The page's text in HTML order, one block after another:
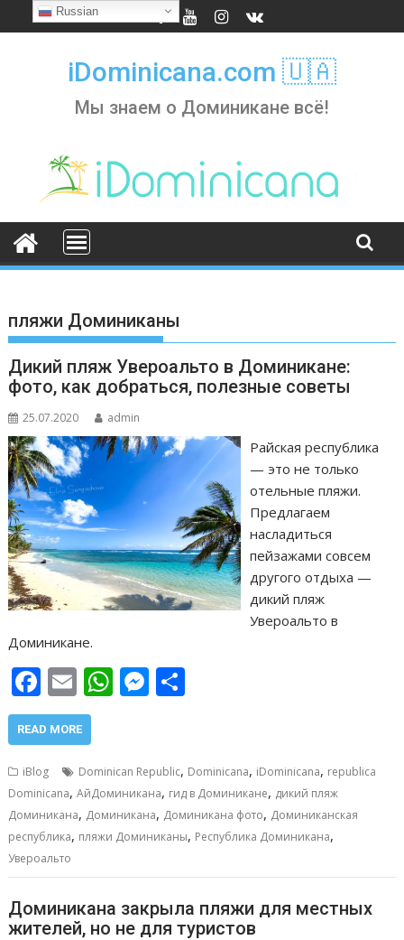
to
iDominicana.com 🇺🇦
Мы знаем о Доминикане всё!
пляжи Доминиканы
Дикий пляж Увероальто в Доминикане:
фото, как добраться, полезные советы
25.07.2020 admin
Райская республика
— это не только
отельные пляжи.
Предлагаем
насладиться
пейзажами совсем
другого отдыха —
дикий пляж
Увероальто в
Доминикане.
F
ac
e
b
o
o
k
E
m
ai
l
W
s
A
p
p
M
e
n
g
р
а
в
и
т
ь
READ MORE
iBlog Dominican Republic, Dominicana, iDominicana, republica
Dominicana,АйДоминикана, гид в Доминикане, дикий пляж
Доминикана, Доминикана, Доминикана фото, Доминиканская
республика, пляжи Доминиканы, Республика Доминикана,
Увероальто
Доминикана закрыла пляжи для местных
жителей, но не для туристов
Russian